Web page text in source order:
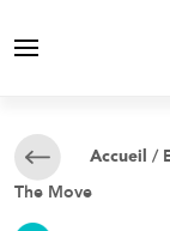
Accueil /
The Move